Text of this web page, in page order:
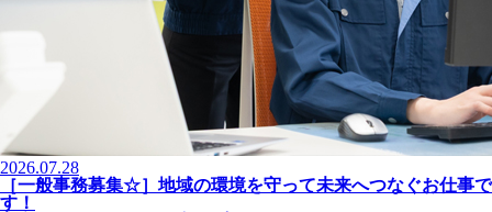
2026.07.28
［一般事務募集☆］地域の環境を守って未来へつなぐお仕事で
す！